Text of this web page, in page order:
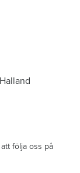
följa oss på